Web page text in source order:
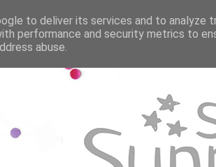
to deliver its services and to analyze
performance and security metrics to
abuse.